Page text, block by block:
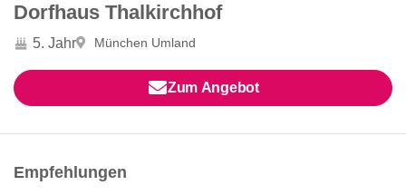
Dorfhaus Thalkirchhof
5. Jahr München Umland
Zum Angebot
Empfehlungen